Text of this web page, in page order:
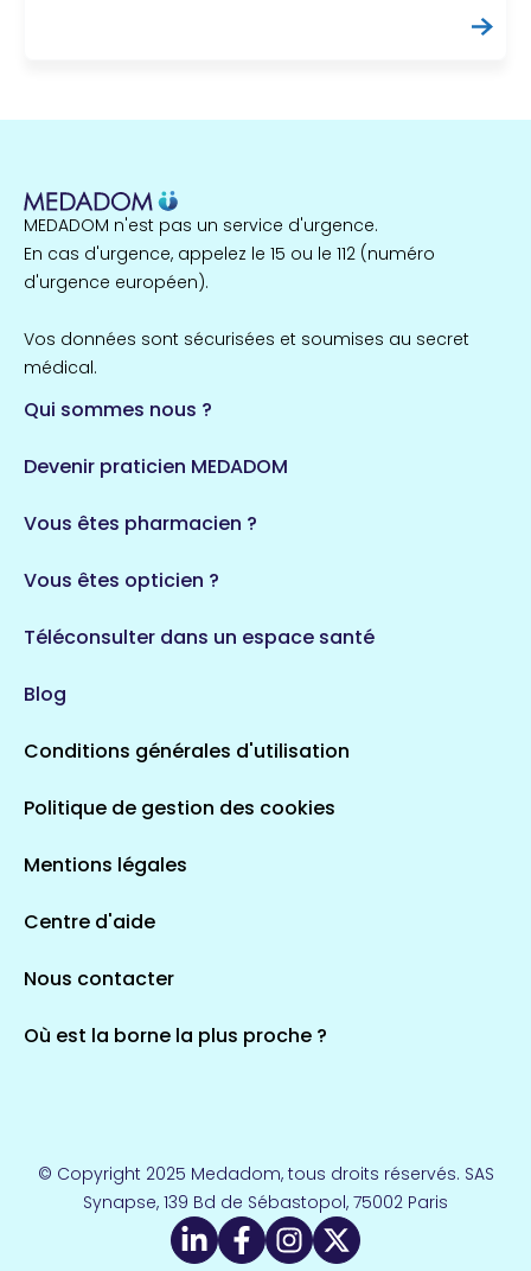
MEDADOM n'est pas un service d'urgence.
En cas d'urgence, appelez le 15 ou le 112 (numéro
d'urgence européen).
Vos données sont sécurisées et soumises au secret
médical.
Qui sommes nous ?
Devenir praticien MEDADOM
Vous êtes pharmacien ?
Vous êtes opticien ?
Téléconsulter dans un espace santé
Blog
Conditions générales d'utilisation
Politique de gestion des cookies
Mentions légales
Centre d'aide
Nous contacter
Où est la borne la plus proche ?
© Copyright 2025 Medadom, tous droits réservés. SAS
Synapse, 139 Bd de Sébastopol, 75002 Paris